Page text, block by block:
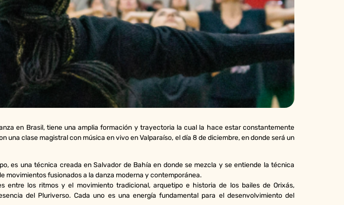
en Brasil, tiene una amplia formación y trayectoria la cual la hace estar constantemente
clase magistral con música en vivo en Valparaíso, el día 8 de diciembre, en donde será un
es una técnica creada en Salvador de Bahía en donde se mezcla y se entiende la técnica
movimientos fusionados a la danza moderna y contemporánea.
entre los ritmos y el movimiento tradicional, arquetipo e historia de los bailes de Orixás,
del Pluriverso. Cada uno es una energía fundamental para el desenvolvimiento del